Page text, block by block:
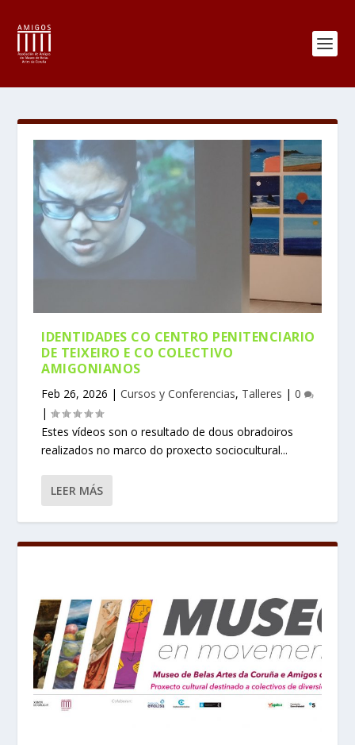
IDENTIDADES CO CENTRO PENITENCIARIO
DE TEIXEIRO E CO COLECTIVO
AMIGONIANOS
Feb 26, 2026 |Cursos y Conferencias, Talleres |0
|
Estes vídeos son o resultado de dous obradoiros
realizados no marco do proxecto sociocultural...
LEER MÁS